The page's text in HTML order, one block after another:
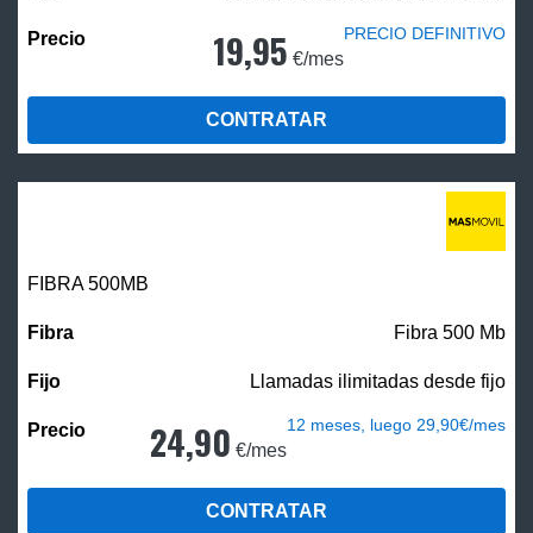
19,95 €/mes
PRECIO DEFINITIVO
CONTRATAR
FIBRA500MB
Fibra 500 Mb
Llamadas ilimitadas desde fijo
24,90 €/mes
12 meses, luego 29,90€/mes
CONTRATAR